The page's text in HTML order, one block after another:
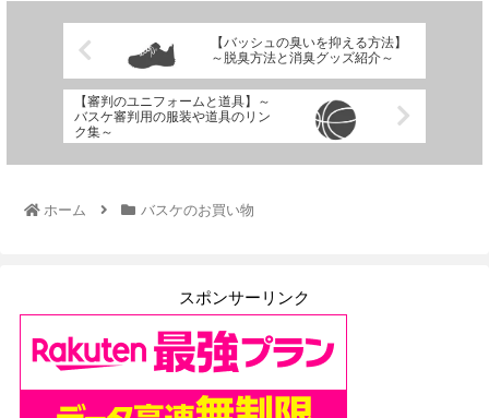
【バッシュの臭いを抑える方法】
～脱臭方法と消臭グッズ紹介～
【審判のユニフォームと道具】～
バスケ審判用の服装や道具のリン
ク集～
ホーム バスケのお買い物
スポンサーリンク